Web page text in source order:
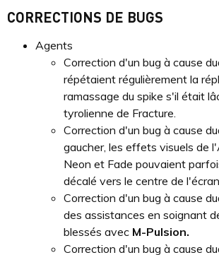
CORRECTIONS DE BUGS
Agents
Correction d'un bug à cause
répétaient régulièrement la
ramassage du spike s'il était
tyrolienne de Fracture.
Correction d'un bug à cause
gaucher, les effets visuels de
Neon et Fade pouvaient
décalé vers le centre de l'écran.
Correction d'un bug à cause
des assistances en soignant
blessés avec M-Pulsion.
Correction d'un bug à cause